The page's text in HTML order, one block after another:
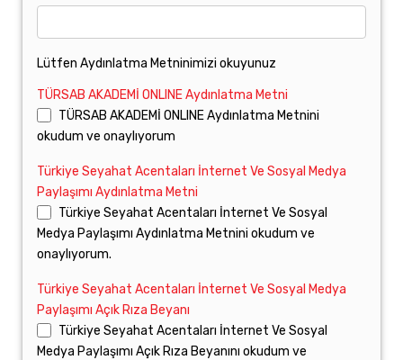
Lütfen Aydınlatma Metninimizi okuyunuz
TÜRSAB AKADEMİ ONLINE Aydınlatma Metni
TÜRSAB AKADEMİ ONLINE Aydınlatma Metnini
okudum ve onaylıyorum
Türkiye Seyahat Acentaları İnternet Ve Sosyal Medya
Paylaşımı Aydınlatma Metni
Türkiye Seyahat Acentaları İnternet Ve Sosyal
Medya Paylaşımı Aydınlatma Metnini okudum ve
onaylıyorum.
Türkiye Seyahat Acentaları İnternet Ve Sosyal Medya
Paylaşımı Açık Rıza Beyanı
Türkiye Seyahat Acentaları İnternet Ve Sosyal
Medya Paylaşımı Açık Rıza Beyanını okudum ve